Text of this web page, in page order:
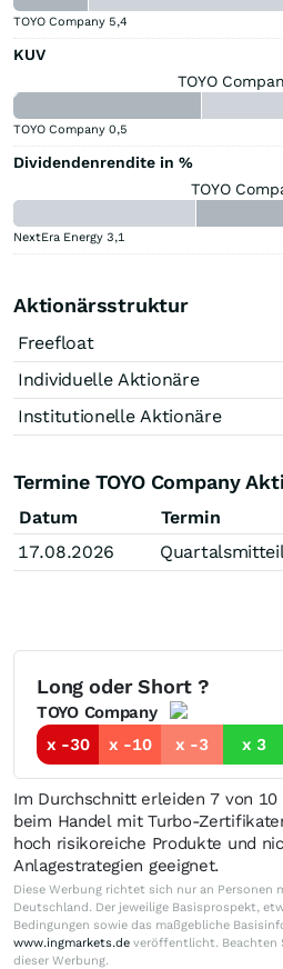
TOYO Company 5,4
KUV
TOYO
TOYO Company 0,5
Dividendenrendite in %
TOYO
NextEra Energy 3,1
Aktionärsstruktur
Freefloat
Individuelle Aktionäre
Institutionelle Aktionäre
Termine TOYO Company
Datum
Termin
17.08.2026
Long oder Short ?
TOYO Company
x -30
x -10 x -3 x 3
Im Durchschnitt erleiden 7 von
beim Handel mit Turbo-
hoch risikoreiche Produkte und
Anlagestrategien geeignet.
Diese Werbung richtet sich nur an
Deutschland. Der jeweilige Basisprospekt,
Bedingungen sowie das maßgebliche
www.ingmarkets.de veröffentlicht. Beachten
dieser Werbung.